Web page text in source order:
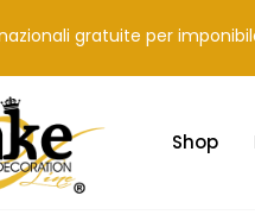
gratuite per
Shop